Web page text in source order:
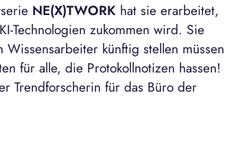
NE(X)TWORKhat sie erarbeitet,
Technologien zukommen wird. Sie
künftig stellen müssen
für alle, die Protokollnotizen hassen!
Trendforscherin für das Büro der